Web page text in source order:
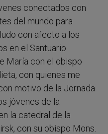
conectados con
del mundo para
con afecto a los
en el Santuario
María con el obispo
con quienes me
motivo de la Jornada
jóvenes de la
la catedral de la
con su obispo Mons.